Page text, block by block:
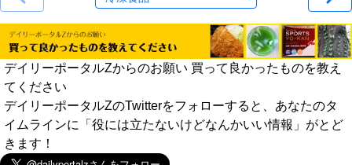
デイリーポータルZからのお願い 買って良かったものを教え
てください
デイリーポータルZのTwitterをフォローすると、あなたのタ
イムラインに「役には立たないけどなんかいい情報」がとど
きます！